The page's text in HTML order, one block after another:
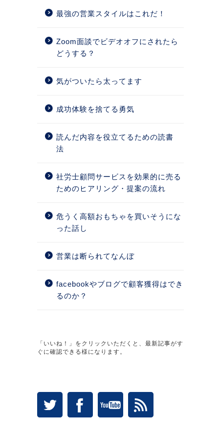
最強の営業スタイルはこれだ！
Zoom面談でビデオオフにされたら
どうする？
気がついたら太ってます
成功体験を捨てる勇気
読んだ内容を役立てるための読書
法
社労士顧問サービスを効果的に売る
ためのヒアリング・提案の流れ
危うく高額おもちゃを買いそうにな
った話し
営業は断られてなんぼ
facebookやブログで顧客獲得はでき
るのか？
「いいね！」をクリックいただくと、最新記事がす
ぐに確認できる様になります。